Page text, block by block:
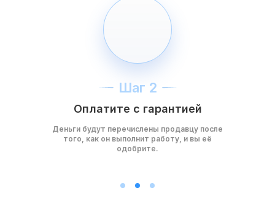
Шаг 2
Оплатите с гарантией
Деньги будут перечислены продавцу после
того, как он выполнит работу, и вы её
одобрите.